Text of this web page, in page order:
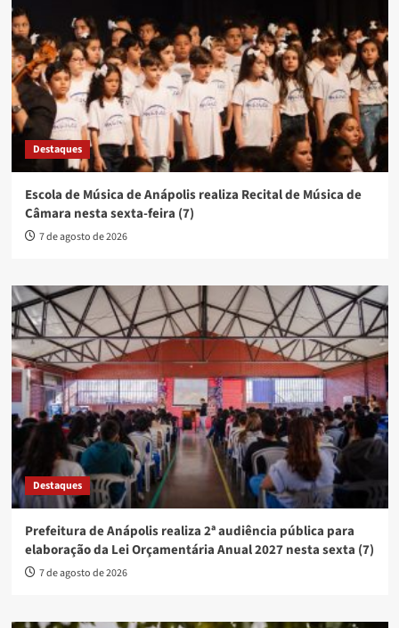
Destaques
Escola de Música de Anápolis realiza Recital de Música de
Câmara nesta sexta-feira (7)
7 de agosto de 2026
Destaques
Prefeitura de Anápolis realiza 2ª audiência pública para
elaboração da Lei Orçamentária Anual 2027 nesta sexta (7)
7 de agosto de 2026